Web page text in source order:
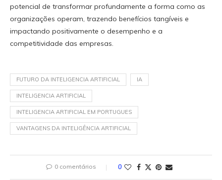
potencial de transformar profundamente a forma como as
organizações operam, trazendo benefícios tangíveis e
impactando positivamente o desempenho e a
competitividade das empresas.
FUTURO DA INTELIGENCIA ARTIFICIAL IA
INTELIGENCIA ARTIFICIAL
INTELIGENCIA ARTIFICIAL EM PORTUGUES
VANTAGENS DA INTELIGÊNCIA ARTIFICIAL
0 comentários 0